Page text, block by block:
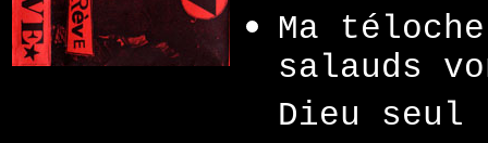
Ma
salauds
Dieu